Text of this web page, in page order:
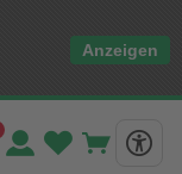
Anzeigen